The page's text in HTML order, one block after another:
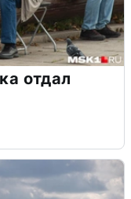
отдал